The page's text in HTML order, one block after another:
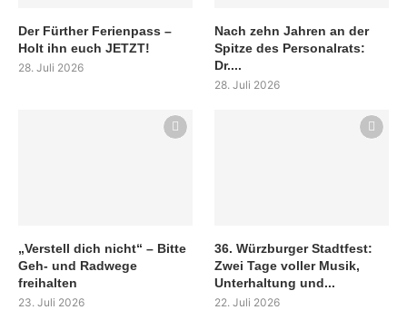
Der Fürther Ferienpass –
Holt ihn euch JETZT!
28. Juli 2026
Nach zehn Jahren an der
Spitze des Personalrats:
Dr....
28. Juli 2026
„Verstell dich nicht“ – Bitte
Geh- und Radwege
freihalten
23. Juli 2026
36. Würzburger Stadtfest:
Zwei Tage voller Musik,
Unterhaltung und...
22. Juli 2026